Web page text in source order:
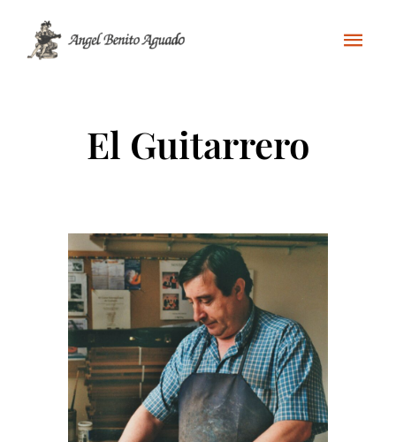
El Guitarrero